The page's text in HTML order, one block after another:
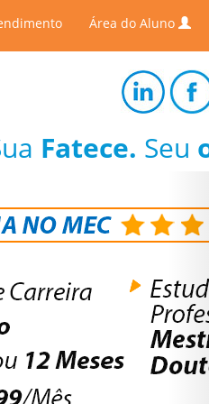
Área do Aluno
Fatece. Seu